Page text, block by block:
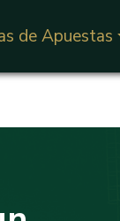
de Apuestas